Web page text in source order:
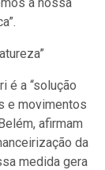
é a “solução
e movimentos
afirmam
da
medida gera